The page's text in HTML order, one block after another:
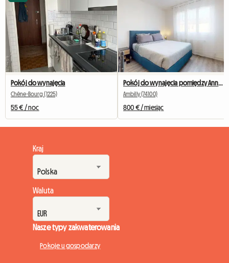
Pokój do wynajęcia
Chêne-Bourg (1225)
55 € / noc
Ambilly (74100)
800 € / miesiąc
Kraj
Waluta
Nasze typy zakwaterowania
Pokoje u gospodarzy